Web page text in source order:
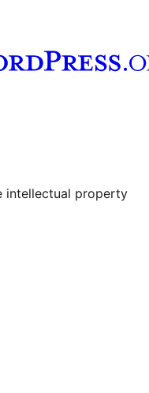
de Tumblr
intellectual property